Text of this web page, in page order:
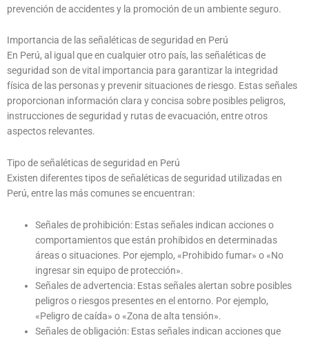
prevención de accidentes y la promoción de un ambiente seguro.
Importancia de las señaléticas de seguridad en Perú
En Perú, al igual que en cualquier otro país, las señaléticas de
seguridad son de vital importancia para garantizar la integridad
física de las personas y prevenir situaciones de riesgo. Estas señales
proporcionan información clara y concisa sobre posibles peligros,
instrucciones de seguridad y rutas de evacuación, entre otros
aspectos relevantes.
Tipo de señaléticas de seguridad en Perú
Existen diferentes tipos de señaléticas de seguridad utilizadas en
Perú, entre las más comunes se encuentran:
Señales de prohibición: Estas señales indican acciones o
comportamientos que están prohibidos en determinadas
áreas o situaciones. Por ejemplo, «Prohibido fumar» o «No
ingresar sin equipo de protección».
Señales de advertencia: Estas señales alertan sobre posibles
peligros o riesgos presentes en el entorno. Por ejemplo,
«Peligro de caída» o «Zona de alta tensión».
Señales de obligación: Estas señales indican acciones que